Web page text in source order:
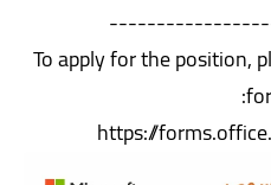
To apply for the position,
https://